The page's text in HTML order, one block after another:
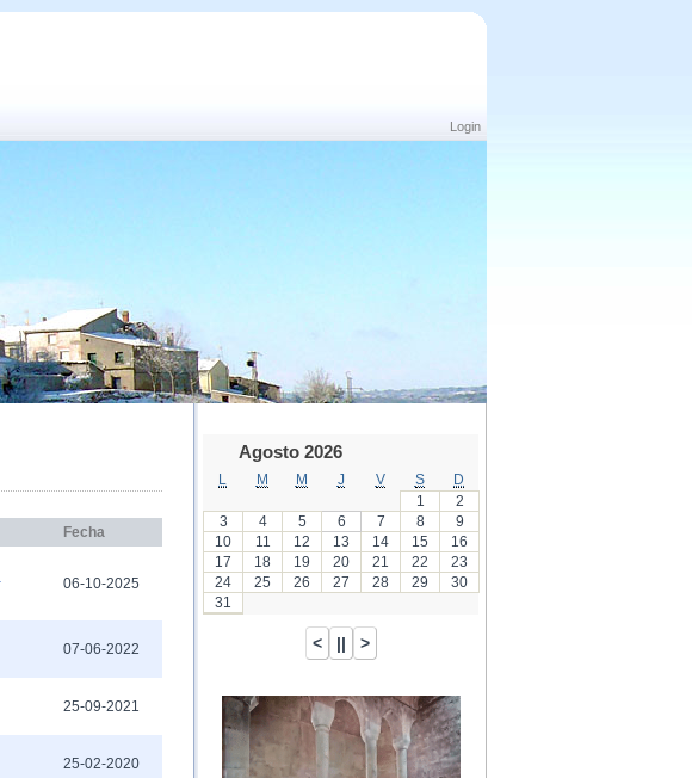
Login
Fecha
06-10-2025
07-06-2022
25-09-2021
25-02-2020
Agosto 2026
M M J V S
D
1
2
3
4 5 6 7 8
9
10
11 12 13 14 15
16
17
18 19 20 21 22
23
24
25 26 27 28 29
30
31